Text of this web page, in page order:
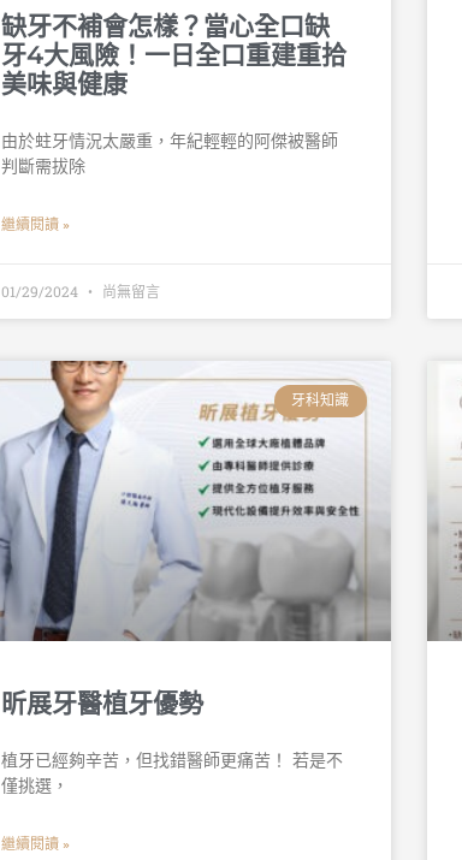
缺牙不補會怎樣？當心全口缺
牙4大風險！一日全口重建重拾
美味與健康
由於蛀牙情況太嚴重，年紀輕輕的阿傑被醫師
判斷需拔除
繼續閱讀 »
01/29/2024 尚無留言
牙科知識
昕展牙醫植牙優勢
植牙已經夠辛苦，但找錯醫師更痛苦！ 若是不
僅挑選，
繼續閱讀 »